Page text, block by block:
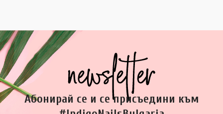
Абонирай се и се присъедини към